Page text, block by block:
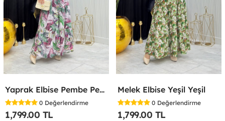
Yaprak Elbise Pembe Pembe
0 Değerlendirme
1,799.00 TL
Melek Elbise Yeşil Yeşil
0 Değerlendirme
1,799.00 TL